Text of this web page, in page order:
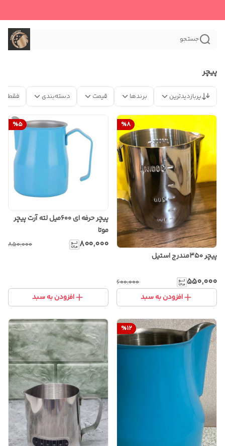
جستجو
پیچر
پربازدیدترین برندها قیمت دسته‌بندی فقط
%8
پیچر ۳۵۰مندرج استیل
۵۵۰٬۰۰۰ ۶۰۰٬۰۰۰
افزودن به سبد
%5
پیچر حرفه ای ۶۰۰میل لته آرت پیچر
موتا
۸۰۰٬۰۰۰ ۸۵۰٬۰۰۰
افزودن به سبد
%12